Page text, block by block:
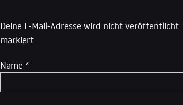
Deine E-Mail-Adresse wird nicht veröffentlicht.
markiert
Name *